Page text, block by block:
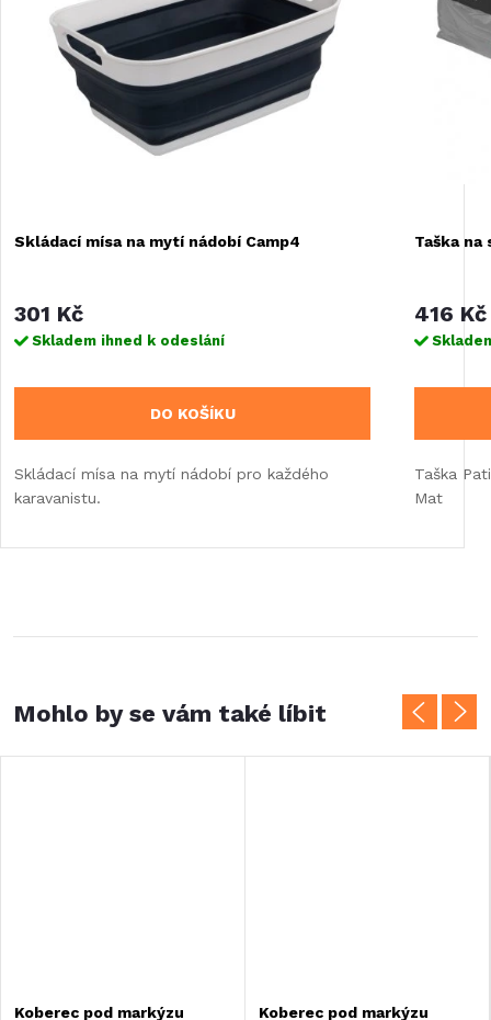
Skládací mísa na mytí nádobí Camp4
301 Kč
Skladem ihned k odeslání
DO KOŠÍKU
Skládací mísa na mytí nádobí pro každého
karavanistu.
Taška
416 Kč
Taška
Mat
Koberec pod markýzu Koberec pod markýzu